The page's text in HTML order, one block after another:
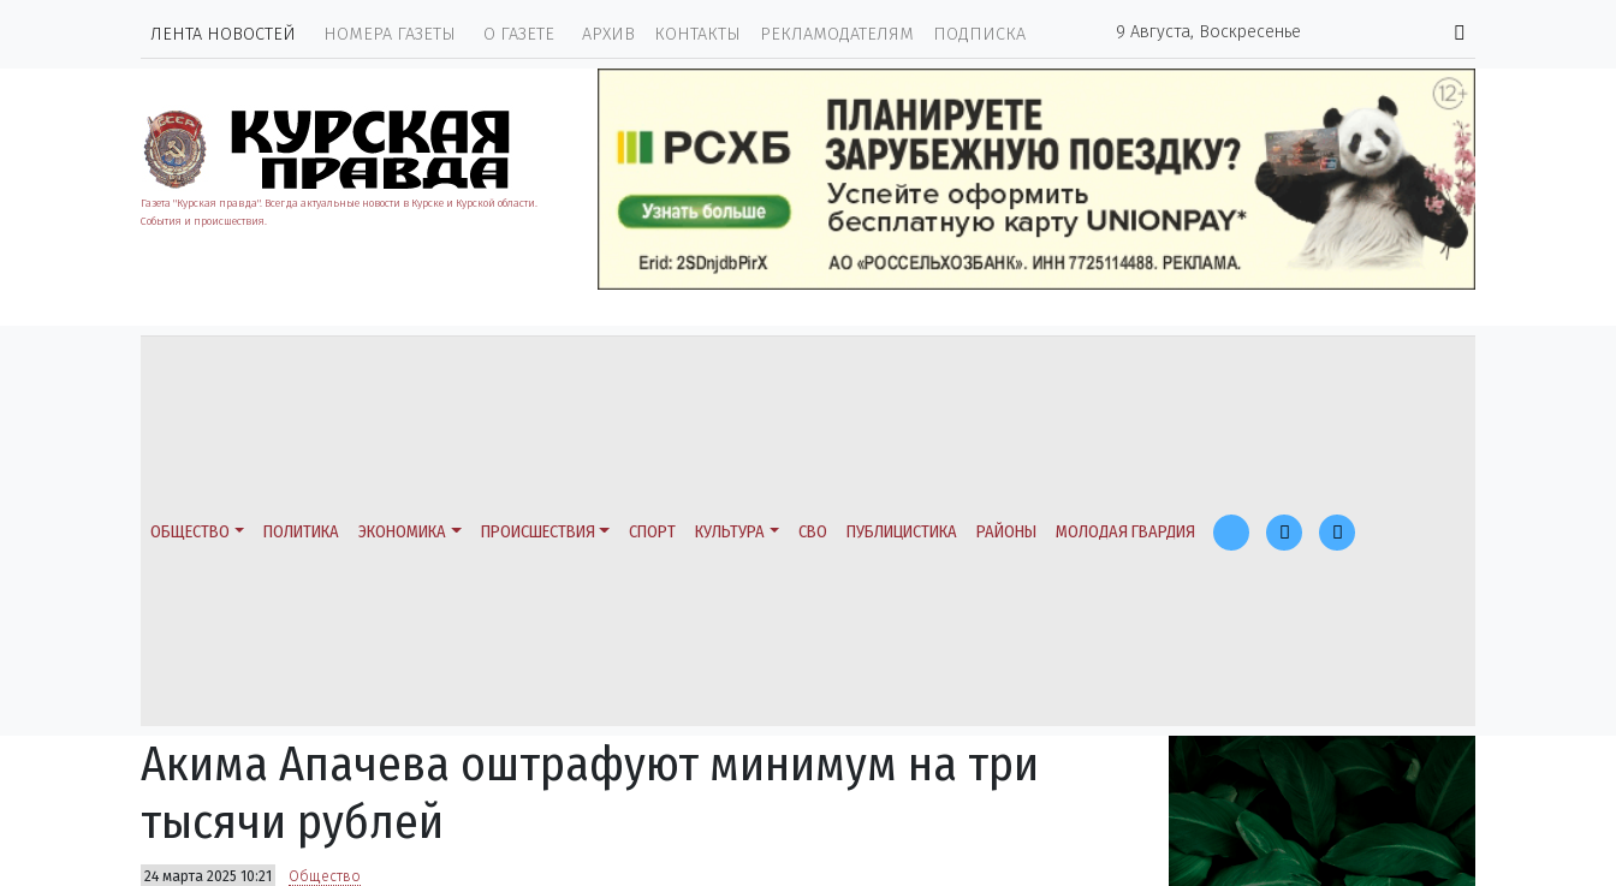
ЛЕНТА НОВОСТЕЙ НОМЕРА ГАЗЕТЫ О ГАЗЕТЕ АРХИВ КОНТАКТЫ РЕКЛАМОДАТЕЛЯМ ПОДПИСКА 9 Августа, Воскресенье
Газета "Курская правда". Всегда актуальные новости в Курске и Курской области.
События и происшествия.
ОБЩЕСТВО ПОЛИТИКА ЭКОНОМИКА ПРОИСШЕСТВИЯ СПОРТ КУЛЬТУРА СВО ПУБЛИЦИСТИКА РАЙОНЫ МОЛОДАЯ ГВАРДИЯ
Акима Апачева оштрафуют минимум на три
тысячи рублей
24 марта 2025 10:21 Общество